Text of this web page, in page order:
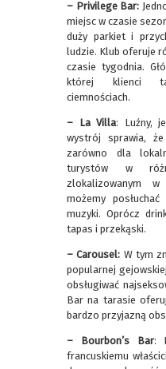
– Privilege Bar:
miejsc w czasie
duży parkiet i
ludzie. Klub oferuje
czasie tygodnia.
której klienci
ciemnościach.
– La Villa: Luźny,
wystrój sprawia,
zarówno dla
turystów w
zlokalizowanym
możemy posłuchać
muzyki. Oprócz
tapas i przekąski.
– Carousel: W tym
popularnej
obsługiwać
Bar na tarasie
bardzo przyjazną
– Bourbon’s Bar:
francuskiemu